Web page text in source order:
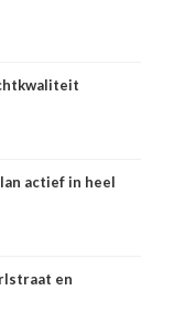
actief in heel
en